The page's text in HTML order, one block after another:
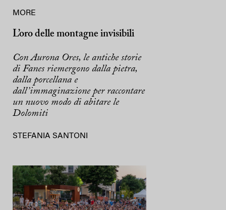
MORE
L’oro delle montagne invisibili
Con Aurona Ores, le antiche storie
di Fanes riemergono dalla pietra,
dalla porcellana e
dall’immaginazione per raccontare
un nuovo modo di abitare le
Dolomiti
STEFANIA SANTONI